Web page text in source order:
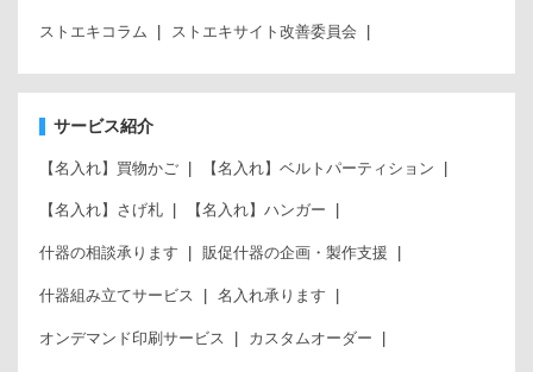
ストエキコラム ストエキサイト改善委員会
サービス紹介
【名入れ】買物かご 【名入れ】ベルトパーティション
【名入れ】さげ札 【名入れ】ハンガー
什器の相談承ります 販促什器の企画・製作支援
什器組み立てサービス 名入れ承ります
オンデマンド印刷サービス カスタムオーダー